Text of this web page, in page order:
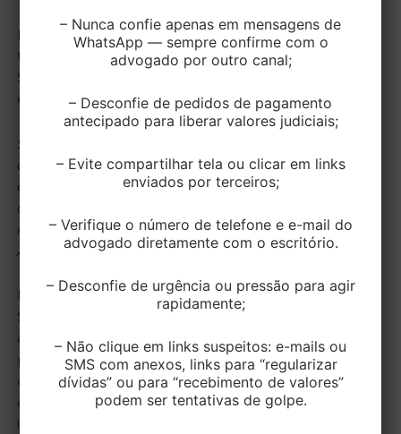
Isto porque, de acordo com a Súmula 616 abaixo
transcrita, caso a Seguradora não notifique o
Segurado que este encontra-se em mora não poderá
extinguir o contrato de seguro:
Súmula 616-STJ: A indenização securitária é devida
quando ausente a comunicação prévia do segurado
acerca do atraso no pagamento do prêmio, por
constituir requisito essencial para a suspensão ou
resolução do contrato de seguro. STJ. 2ª Seção.
Aprovada em 23/05/2018, DJe 28/05/2018.
Em outras palavras, a Seguradora deverá notificar o
Segurado informando a ele que está em mora (em
atraso). Assim, não basta o atraso no pagamento de
parcela do prêmio para o desfazimento automático
do contrato de seguro, sendo necessária a prévia
constituição em mora, por meio de notificação ou
interpelação específica.
– Nunca confie apenas em mensagens de
WhatsApp — sempre confirme com o
advogado por outro canal;
– Desconfie de pedidos de pagamento
antecipado para liberar valores judiciais;
– Evite compartilhar tela ou clicar em links
enviados por terceiros;
– Verifique o número de telefone e e-mail do
advogado diretamente com o escritório.
– Desconfie de urgência ou pressão para agir
rapidamente;
– Não clique em links suspeitos: e-mails ou
SMS com anexos, links para “regularizar
dívidas” ou para “recebimento de valores”
podem ser tentativas de golpe.